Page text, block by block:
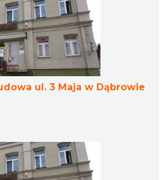
ul. 3 Maja w Dąbrowie